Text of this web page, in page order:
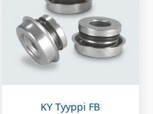
KY Tyyppi FB